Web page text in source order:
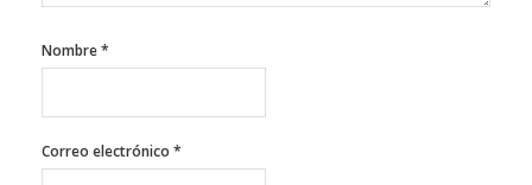
Nombre*
Correo electrónico *